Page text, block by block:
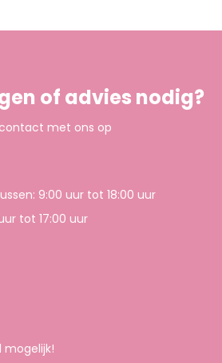
of advies nodig?
met ons op
9:00 uur tot 18:00 uur
tot 17:00 uur
mogelijk!